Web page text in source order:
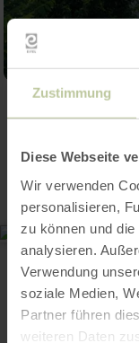
Zustimmung
Diese Webseite
Wir verwenden
personalisieren,
zu können und
analysieren.
Verwendung
soziale Medien,
Partner führen
weiteren Daten
Tourist-
Marktplatz/
54516 Wittlich
0049 6571
E-Mail